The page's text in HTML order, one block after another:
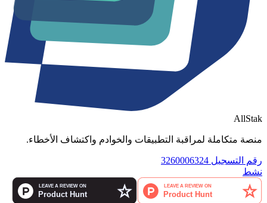
AllStak
منصة متكاملة لمراقبة التطبيقات والخوادم واكتشاف الأخطاء.
رقم التسجيل 3260006324
نشط